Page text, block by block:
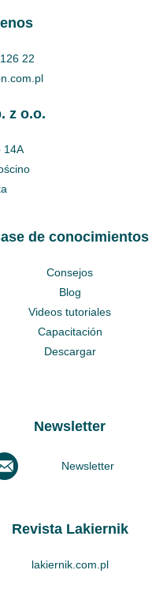
22
z o.o.
14A
de conocimientos
Consejos
Blog
Videos tutoriales
Capacitación
Descargar
Newsletter
Newsletter
Revista Lakiernik
lakiernik.com.pl